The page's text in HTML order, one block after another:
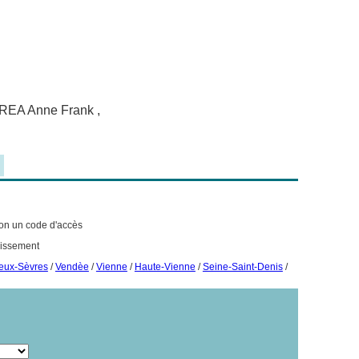
Anne Frank ,
un code d'accès
Sèvres/Vendèe /Vienne / Haute-Vienne /Seine-Saint-Denis/